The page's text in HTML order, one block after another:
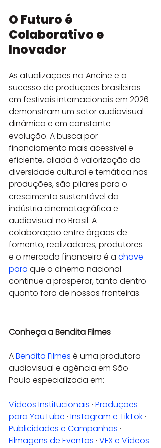
O Futuro é
Colaborativo e
Inovador
As atualizações na Ancine e o
sucesso de produções brasileiras
em festivais internacionais em 2026
demonstram um setor audiovisual
dinâmico e em constante
evolução. A busca por
financiamento mais acessível e
eficiente, aliada à valorização da
diversidade cultural e temática nas
produções, são pilares para o
crescimento sustentável da
indústria cinematográfica e
audiovisual no Brasil. A
colaboração entre órgãos de
fomento, realizadores, produtores
e o mercado financeiro é a chave
para que o cinema nacional
continue a prosperar, tanto dentro
quanto fora de nossas fronteiras.
Conheça a Bendita Filmes
A Bendita Filmes é uma produtora
audiovisual e agência em São
Paulo especializada em:
Vídeos Institucionais · Produções
para YouTube · Instagram e TikTok ·
Publicidades e Campanhas ·
Filmagens de Eventos · VFX e Vídeos